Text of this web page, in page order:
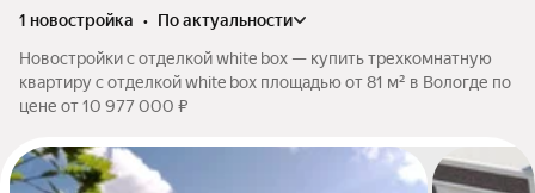
1 новостройка •
по актуальности
Новостройки с отделкой white box — купить трехкомнатную
квартиру с отделкой white box площадью от 81 м² в Вологде по
цене от 10 977 000 ₽